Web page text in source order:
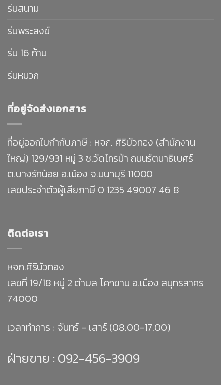
ร่มสนาม
ร่มพระสงฆ์
ร่ม 16 ก้าน
ร่มหมวก
ที่อยู่จัดส่งเอกสาร
ที่อยู่ออกใบกำกับภาษี : หจก. ศิริบัวทอง (สำนักงาน
ใหญ่) 129/931 หมู่ 3 ซ.วัดไทรม้า ถนนรัตนาธิเบศร์
ต.บางรักน้อย อ.เมือง จ.นนทบุรี 11000
เลขประจำตัวผู้เสียภาษี 0 1235 49007 46 8
ติดต่อเรา
หจก.ศิริบัวทอง
เลขที่ 19/18 หมู่ 2 ตำบล โคกขาม อ.เมือง สมุทรสาคร
74000
เวลาทำการ : จันทร์ - เสาร์ (08.00-17.00)
ฝ่ายขาย : 092-456-3909